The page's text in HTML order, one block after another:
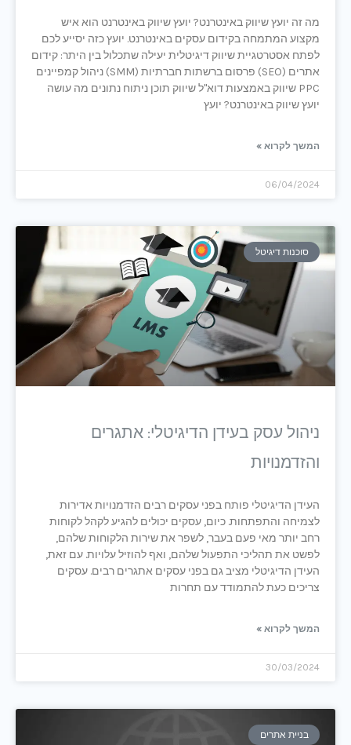
מה זה יועץ שיווק באינטרנט? יועץ שיווק באינטרנט הוא איש
מקצוע המתמחה בקידום עסקים באינטרנט. יועץ כזה יסייע לכם
לפתח אסטרטגיית שיווק דיגיטלית יעילה שתכלול בין היתר: קידום
אתרים (SEO) פרסום ברשתות חברתיות (SMM) ניהול קמפיינים
PPC שיווק באמצעות דוא"ל שיווק תוכן ניתוח נתונים מה עושה
יועץ שיווק באינטרנט? יועץ
המשך לקרוא »
06/04/2024
סוכנות דיגיטל
ניהול עסק בעידן הדיגיטלי: אתגרים
והזדמנויות
העידן הדיגיטלי פותח בפני עסקים רבים הזדמנויות אדירות
לצמיחה והתפתחות. כיום, עסקים יכולים להגיע לקהל לקוחות
רחב יותר מאי פעם בעבר, לשפר את שירות הלקוחות שלהם,
לפשט את תהליכי התפעול שלהם, ואף להוזיל עלויות. עם זאת,
העידן הדיגיטלי מציב גם בפני עסקים אתגרים רבים. עסקים
צריכים כעת להתמודד עם תחרות
המשך לקרוא »
30/03/2024
בניית אתרים